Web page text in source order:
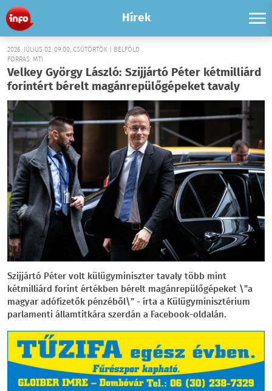
Hírek
2026. JÚLIUS 02. 09:00, CSÜTÖRTÖK | BELFÖLD
FORRÁS: MTI
Velkey György László: Szijjártó Péter kétmilliárd
forintért bérelt magánrepülőgépeket tavaly
Szijjártó Péter volt külügyminiszter tavaly több mint
kétmilliárd forint értékben bérelt magánrepülőgépeket \"a
magyar adófizetők pénzéből\" - írta a Külügyminisztérium
parlamenti államtitkára szerdán a Facebook-oldalán.